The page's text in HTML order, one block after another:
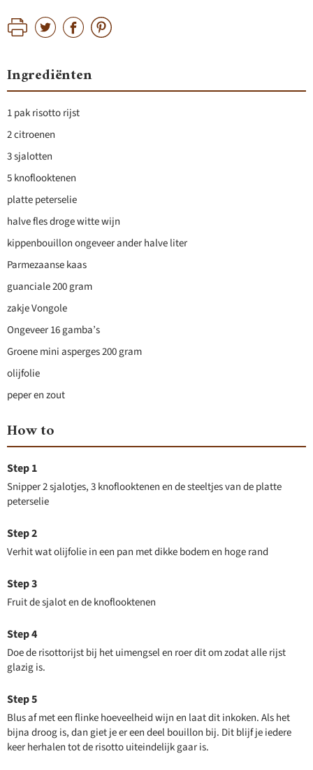
Ingrediënten
1 pak risotto rijst
2 citroenen
3 sjalotten
5 knoflooktenen
platte peterselie
halve fles droge witte wijn
kippenbouillon ongeveer ander halve liter
Parmezaanse kaas
guanciale 200 gram
zakje Vongole
Ongeveer 16 gamba’s
Groene mini asperges 200 gram
olijfolie
peper en zout
How to
Snipper 2 sjalotjes, 3 knoflooktenen en de steeltjes van de platte
peterselie
Verhit wat olijfolie in een pan met dikke bodem en hoge rand
Fruit de sjalot en de knoflooktenen
Doe de risottorijst bij het uimengsel en roer dit om zodat alle rijst
glazig is.
Blus af met een flinke hoeveelheid wijn en laat dit inkoken. Als het
bijna droog is, dan giet je er een deel bouillon bij. Dit blijf je iedere
keer herhalen tot de risotto uiteindelijk gaar is.